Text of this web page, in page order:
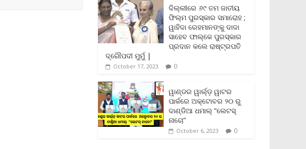
l
y
ଦିଲ୍ଲୀରେ ୬୯ ତମ ଜାତୀୟ
ଫିଲ୍ମ ପୁରସ୍କାର ସମାରୋହ ;
ୱାହିଦା ରେହମାନଙ୍କୁ ଦାଦା
ସାହେବ ଫାଲ୍‌କେ ପୁରସ୍କାର
ପ୍ରଦାନ କଲେ ରାଷ୍ଟ୍ରପତି
ଦ୍ରୌପଦୀ ମୁର୍ମୁ |
October 17, 2023 0
ୱାଣ୍ଡର ୱାର୍ଲ୍‌ଡ଼ ୱାଟର
ପାର୍କରେ ଅକ୍ଟୋବର ୨୦ ରୁ
ଦାଣ୍ଡିଆ ଧମାଲ୍ “ଲେଟସ୍
ନାଚୋ”
October 6, 2023 0